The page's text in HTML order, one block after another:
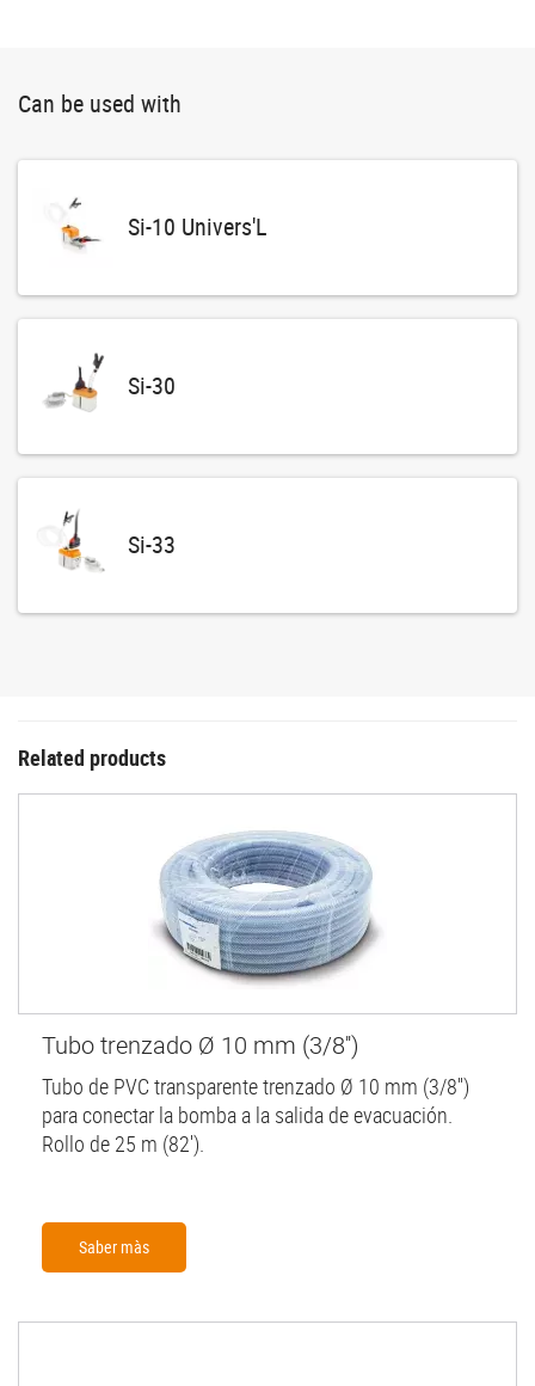
Can be used with
Si-10 Univers'L
Si-30
Si-33
Related products
Tubo trenzado Ø 10 mm (3/8'')
Tubo de PVC transparente trenzado Ø 10 mm (3/8'')
para conectar la bomba a la salida de evacuación.
Rollo de 25 m (82').
Saber màs